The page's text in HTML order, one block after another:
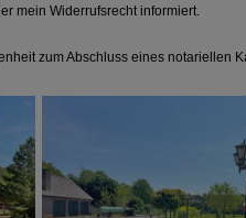
mein Widerrufsrecht informiert.
zum Abschluss eines notariellen